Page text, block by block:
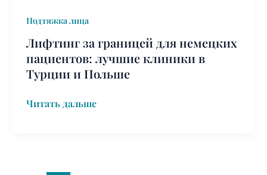
Подтяжка лица
Лифтинг за границей для немецких
пациентов: лучшие клиники в
Турции и Польше
и
Польше
Читать дальше